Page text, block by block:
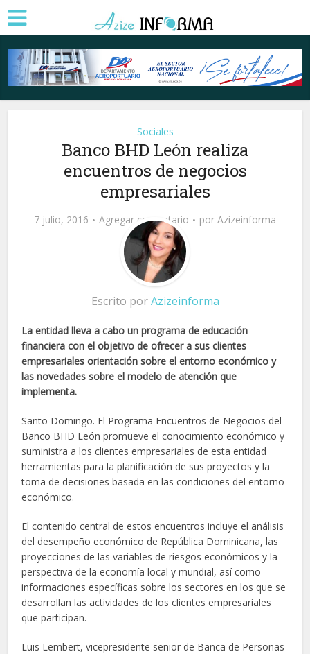
Sociales
Banco BHD León realiza
encuentros de negocios
empresariales
7 julio, 2016 Agregar comentario por Azizeinforma
Escrito porAzizeinforma
La entidad lleva a cabo un programa de educación
financiera con el objetivo de ofrecer a sus clientes
empresariales orientación sobre el entorno económico y
las novedades sobre el modelo de atención que
implementa.
Santo Domingo. El Programa Encuentros de Negocios del
Banco BHD León promueve el conocimiento económico y
suministra a los clientes empresariales de esta entidad
herramientas para la planificación de sus proyectos y la
toma de decisiones basada en las condiciones del entorno
económico.
El contenido central de estos encuentros incluye el análisis
del desempeño económico de República Dominicana, las
proyecciones de las variables de riesgos económicos y la
perspectiva de la economía local y mundial, así como
informaciones específicas sobre los sectores en los que se
desarrollan las actividades de los clientes empresariales
que participan.
Luis Lembert, vicepresidente senior de Banca de Personas